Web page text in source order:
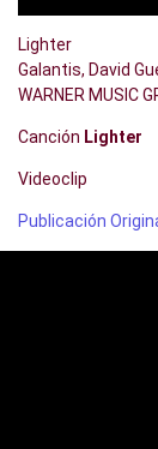
Lighter
Galantis, David
WARNER MUSIC
Canción Lighter
Videoclip
Publicación